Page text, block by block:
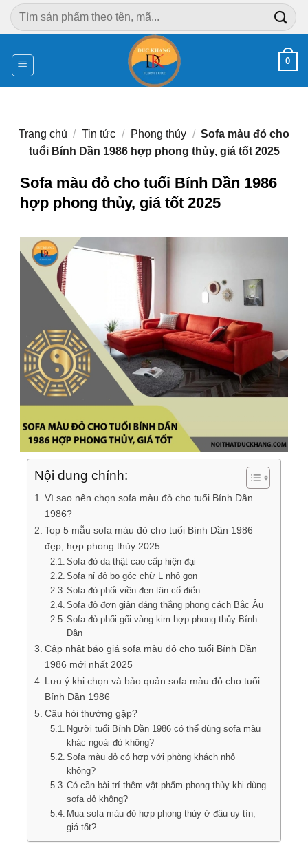
Chuyển
đến
dung
Tìm
kiếm:
0
Trang chủ / Tin tức / Phong thủy / Sofa màu đỏ cho
tuổi Bính Dần 1986 hợp phong thủy, giá tốt 2025
Sofa màu đỏ cho tuổi Bính Dần 1986
hợp phong thủy, giá tốt 2025
Nội dung chính:
Vì sao nên chọn sofa màu đỏ cho tuổi Bính Dần
1986?
Top 5 mẫu sofa màu đỏ cho tuổi Bính Dần 1986
đẹp, hợp phong thủy 2025
Sofa đỏ da thật cao cấp hiện đại
Sofa nỉ đỏ bo góc chữ L nhỏ gọn
Sofa đỏ phối viền đen tân cổ điển
Sofa đỏ đơn giản dáng thẳng phong cách Bắc Âu
Sofa đỏ phối gối vàng kim hợp phong thủy Bính
Dần
Cập nhật báo giá sofa màu đỏ cho tuổi Bính Dần
1986 mới nhất 2025
Lưu ý khi chọn và bảo quản sofa màu đỏ cho tuổi
Bính Dần 1986
Câu hỏi thường gặp?
Người tuổi Bính Dần 1986 có thể dùng sofa màu
khác ngoài đỏ không?
Sofa màu đỏ có hợp với phòng khách nhỏ
không?
Có cần bài trí thêm vật phẩm phong thủy khi dùng
sofa đỏ không?
Mua sofa màu đỏ hợp phong thủy ở đâu uy tín,
giá tốt?